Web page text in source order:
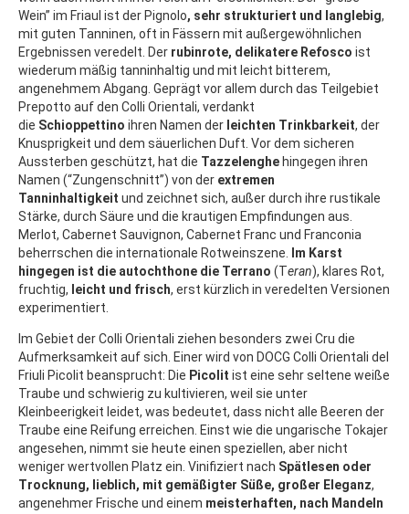
Wein” im Friaul ist der Pignolo, sehr strukturiert und langlebig,
mit guten Tanninen, oft in Fässern mit außergewöhnlichen
Ergebnissen veredelt. Der rubinrote, delikatere Refosco ist
wiederum mäßig tanninhaltig und mit leicht bitterem,
angenehmem Abgang. Geprägt vor allem durch das Teilgebiet
Prepotto auf den Colli Orientali, verdankt
die Schioppettino ihren Namen der leichten Trinkbarkeit, der
Knusprigkeit und dem säuerlichen Duft. Vor dem sicheren
Aussterben geschützt, hat die Tazzelenghe hingegen ihren
Namen (“Zungenschnitt”) von der extremen
Tanninhaltigkeit und zeichnet sich, außer durch ihre rustikale
Stärke, durch Säure und die krautigen Empfindungen aus.
Merlot, Cabernet Sauvignon, Cabernet Franc und Franconia
beherrschen die internationale Rotweinszene. Im Karst
hingegen ist die autochthone die Terrano (Teran), klares Rot,
fruchtig, leicht und frisch, erst kürzlich in veredelten Versionen
experimentiert.
Im Gebiet der Colli Orientali ziehen besonders zwei Cru die
Aufmerksamkeit auf sich. Einer wird von DOCG Colli Orientali del
Friuli Picolit beansprucht: Die Picolit ist eine sehr seltene weiße
Traube und schwierig zu kultivieren, weil sie unter
Kleinbeerigkeit leidet, was bedeutet, dass nicht alle Beeren der
Traube eine Reifung erreichen. Einst wie die ungarische Tokajer
angesehen, nimmt sie heute einen speziellen, aber nicht
weniger wertvollen Platz ein. Vinifiziert nach Spätlesen oder
Trocknung, lieblich, mit gemäßigter Süße, großer Eleganz,
angenehmer Frische und einem meisterhaften, nach Mandeln